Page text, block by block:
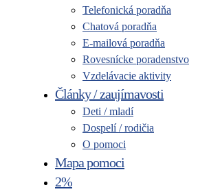
Telefonická poradňa
Chatová poradňa
E-mailová poradňa
Rovesnícke poradenstvo
Vzdelávacie aktivity
Články / zaujímavosti
Deti / mladí
Dospelí / rodičia
O pomoci
Mapa pomoci
2%